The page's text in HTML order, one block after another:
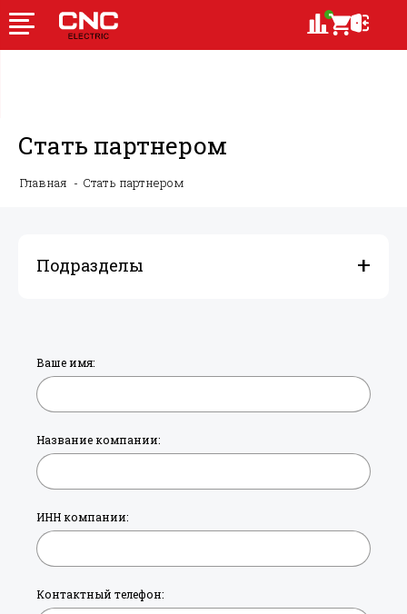
Стать партнером
Главная Стать партнером
Подразделы
Ваше имя:
Название компании:
ИНН компании:
Контактный телефон: